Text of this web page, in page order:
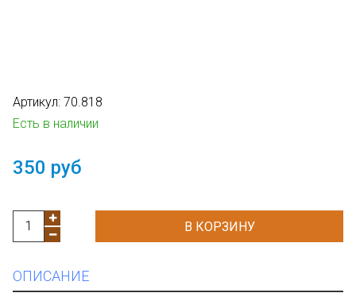
Артикул: 70.818
Есть в наличии
350 руб
В КОРЗИНУ
ОПИСАНИЕ